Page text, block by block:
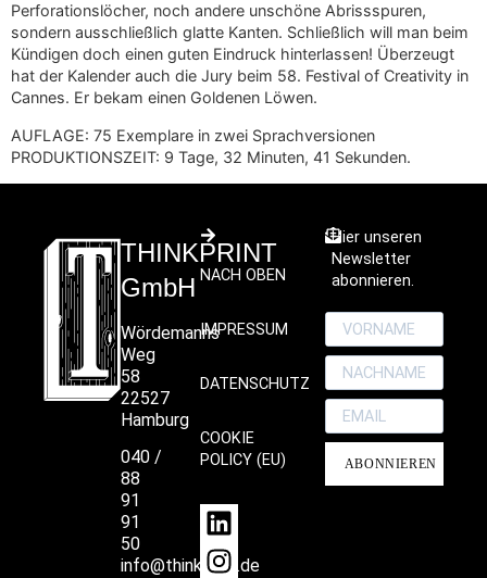
Perforationslöcher, noch andere unschöne Abrissspuren,
sondern ausschließlich glatte Kanten. Schließlich will man beim
Kündigen doch einen guten Eindruck hinterlassen! Überzeugt
hat der Kalender auch die Jury beim 58. Festival of Creativity in
Cannes. Er bekam einen Goldenen Löwen.
AUFLAGE: 75 Exemplare in zwei Sprachversionen
PRODUKTIONSZEIT: 9 Tage, 32 Minuten, 41 Sekunden.
THINKPRINT
GmbH
Wördemanns
Weg
58
22527
Hamburg
040 /
88
91
91
50
info@thinkprint.de
NACH OBEN
IMPRESSUM
DATENSCHUTZ
COOKIE
POLICY (EU)
Hier unseren
Newsletter
abonnieren.
ABONNIEREN